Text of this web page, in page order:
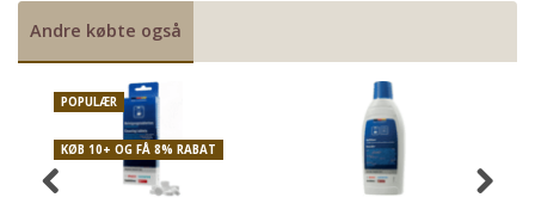
Andre købte også
POPULÆR
KØB 10+ OG FÅ 8% RABAT